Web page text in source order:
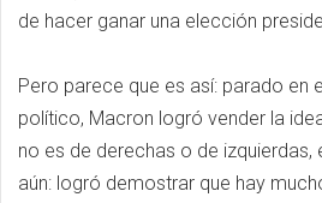
de hacer ganar una elección
Pero parece que es así: parado en
político, Macron logró vender la
no es de derechas o de izquierdas,
aún: logró demostrar que hay